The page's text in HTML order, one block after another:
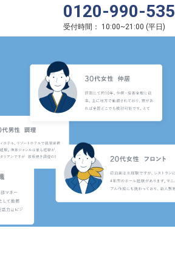
0120-990-535
受付時間： 10:00~21:00 (平日 )